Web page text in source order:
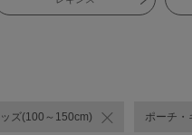
ズ(100～150cm) ポーチ・